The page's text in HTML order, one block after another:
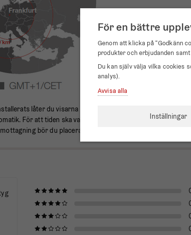
låter du visarna positioneras för tiden 12.00.
För att tiden ska vara så exakt som möjligt söker
bör du placera klockan närmre fönstret. Detta
För en bättre
Genom att klicka på “Godkänn
produkter och erbjudanden
Du kan själv välja vilka cookies
analys).
Avvisa alla
Inställningar